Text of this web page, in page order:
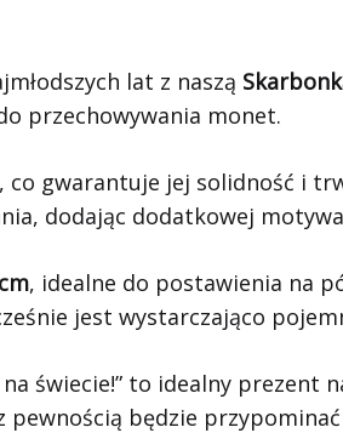
lat z naszą
przechowywania monet.
, co gwarantuje jej solidność i
dodając dodatkowej
, idealne do postawienia na
jest wystarczająco
świecie!” to idealny
będzie